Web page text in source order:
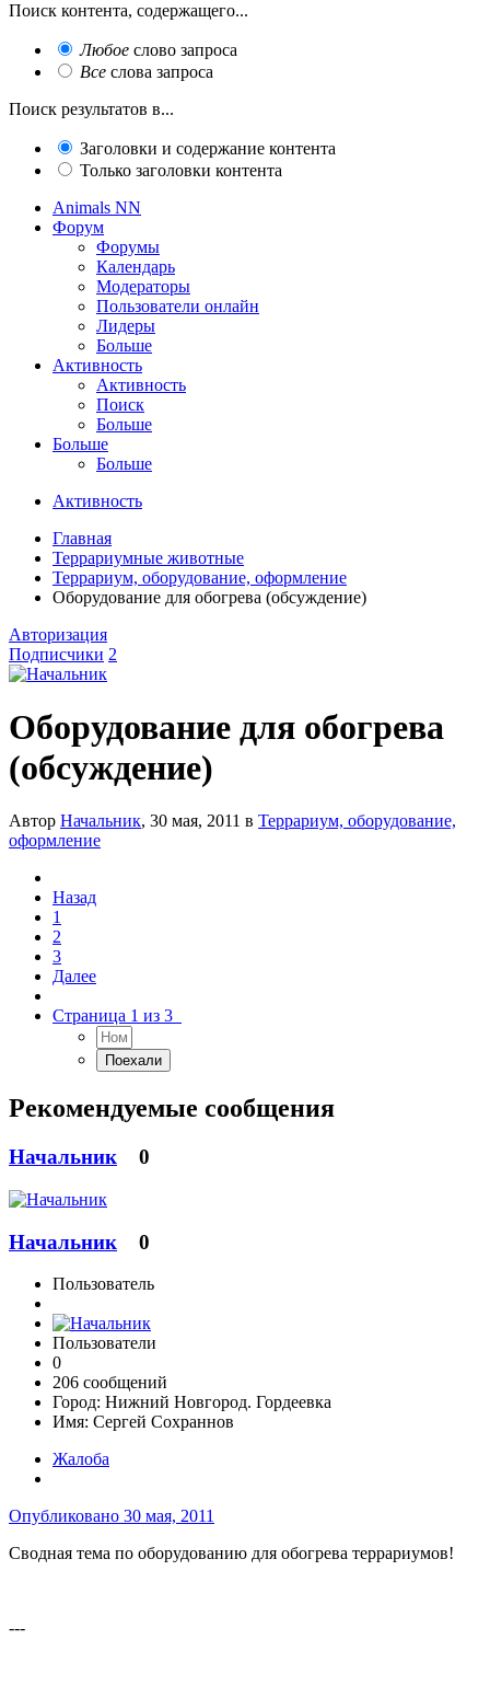
Поиск контента, содержащего...
Любое слово запроса
Все слова запроса
Поиск результатов в...
Заголовки и содержание контента
Только заголовки контента
Animals NN
Форум
Форумы
Календарь
Модераторы
Пользователи онлайн
Лидеры
Больше
Активность
Активность
Поиск
Больше
Больше
Больше
Активность
Главная
Террариумные животные
Террариум, оборудование, оформление
Оборудование для обогрева (обсуждение)
Авторизация
Подписчики 2
Оборудование для обогрева
(обсуждение)
Автор Начальник, 30 мая, 2011 в Террариум, оборудование,
оформление
Назад
1
2
3
Далее
Страница 1 из 3
Рекомендуемые сообщения
Начальник 0
Начальник 0
Пользователь
Пользователи
0
206 сообщений
Город: Нижний Новгород. Гордеевка
Имя: Сергей Сохраннов
Жалоба
Опубликовано 30 мая, 2011
Сводная тема по оборудованию для обогрева террариумов!
---